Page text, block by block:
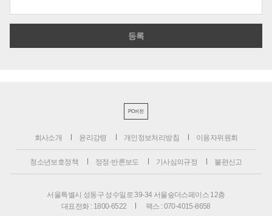
PC버전
회사소개 윤리강령 개인정보처리방침 이용자위원회
청소년보호정책 정정·반론보도 기사심의규정 불편신고
서울특별시 성동구 성수일로 39-34 서울숲더스페이스 12층
대표전화 : 1800-6522
팩스 : 070-4015-8658